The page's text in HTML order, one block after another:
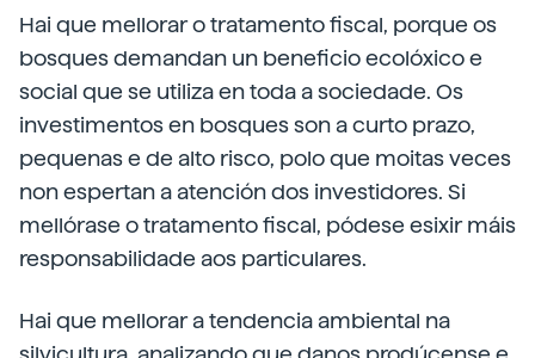
Hai que mellorar o tratamento fiscal, porque os
bosques demandan un beneficio ecolóxico e
social que se utiliza en toda a sociedade. Os
investimentos en bosques son a curto prazo,
pequenas e de alto risco, polo que moitas veces
non espertan a atención dos investidores. Si
mellórase o tratamento fiscal, pódese esixir máis
responsabilidade aos particulares.
Hai que mellorar a tendencia ambiental na